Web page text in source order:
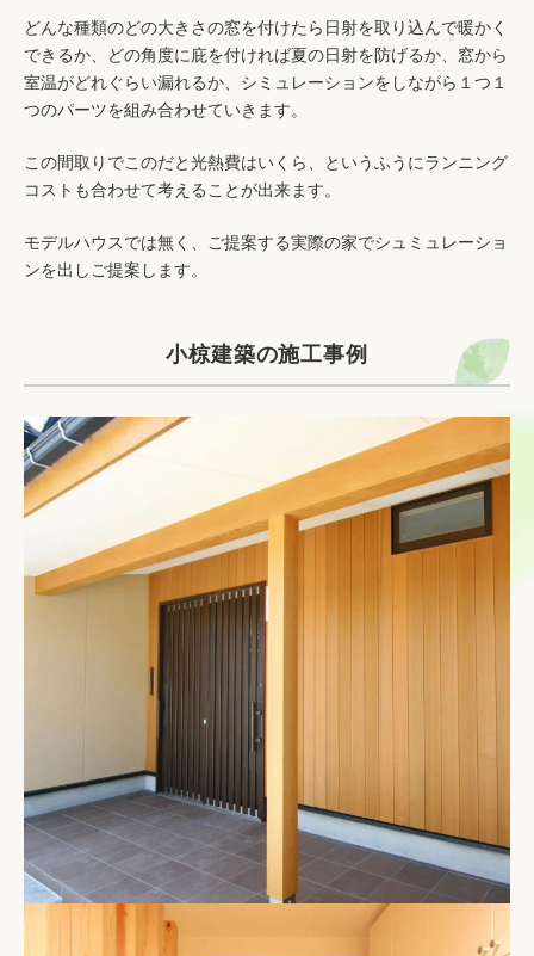
どんな種類のどの大きさの窓を付けたら日射を取り込んで暖かく
できるか、どの角度に庇を付ければ夏の日射を防げるか、窓から
室温がどれぐらい漏れるか、シミュレーションをしながら１つ１
つのパーツを組み合わせていきます。
この間取りでこのだと光熱費はいくら、というふうにランニング
コストも合わせて考えることが出来ます。
モデルハウスでは無く、ご提案する実際の家でシュミュレーショ
ンを出しご提案します。
小椋建築の施工事例